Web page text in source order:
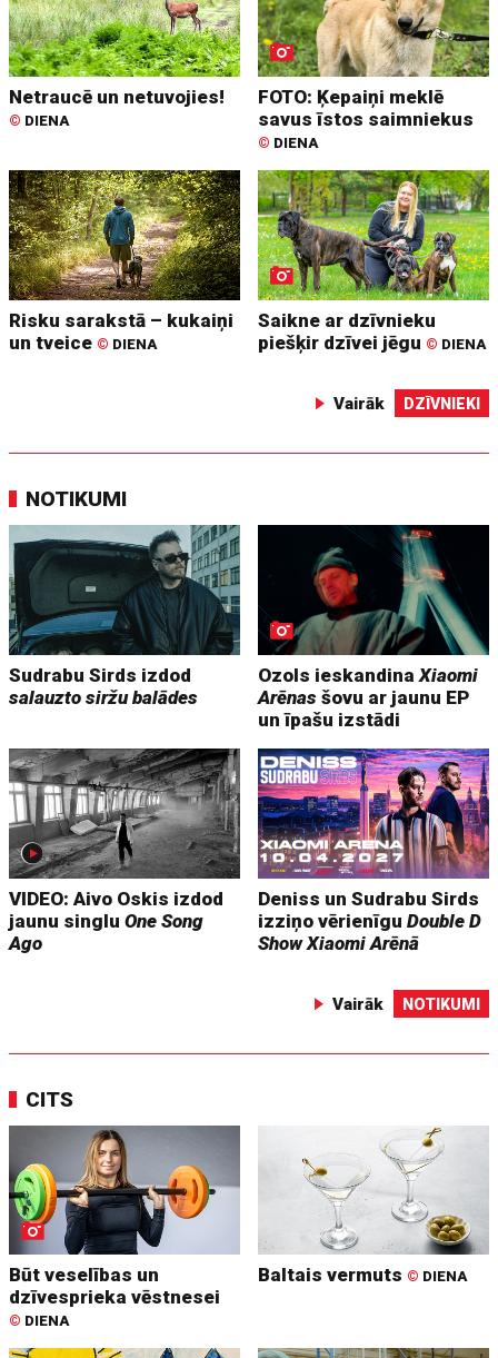
Netraucē un netuvojies!
© DIENA
FOTO: Ķepaiņi meklē
savus īstos saimniekus
© DIENA
Risku sarakstā – kukaiņi
un tveice © DIENA
Saikne ar dzīvnieku
piešķir dzīvei jēgu © DIENA
Vairāk DZĪVNIEKI
NOTIKUMI
Sudrabu Sirds izdod
salauzto siržu balādes
Ozols ieskandinaXiaomi
Arēnas šovu ar jaunu EP
un īpašu izstādi
VIDEO: Aivo Oskis izdod
jaunu singluOne Song
Ago
Deniss un Sudrabu Sirds
izziņo vērienīguDouble D
Show Xiaomi Arēnā
Vairāk NOTIKUMI
CITS
Būt veselības un
dzīvesprieka vēstnesei
© DIENA
Baltais vermuts © DIENA